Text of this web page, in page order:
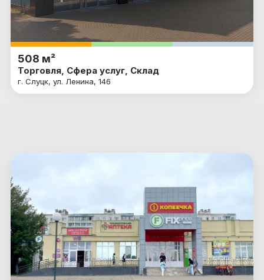
508 м²
Торговля, Сфера услуг, Склад
г. Слуцк, ул. Ленина, 146